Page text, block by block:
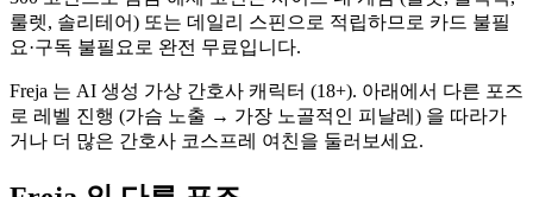
룰렛, 솔리테어) 또는 데일리 스핀으로 적립하므로 카드 불필
요·구독 불필요로 완전 무료입니다.
Freja 는 AI 생성 가상 간호사 캐릭터 (18+). 아래에서 다른 포즈
로 레벨 진행 (가슴 노출 → 가장 노골적인 피날레) 을 따라가
거나 더 많은 간호사 코스프레 여친을 둘러보세요.